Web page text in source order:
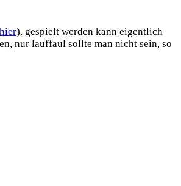
hier), gespielt werden kann eigentlich
nur lauffaul sollte man nicht sein, so